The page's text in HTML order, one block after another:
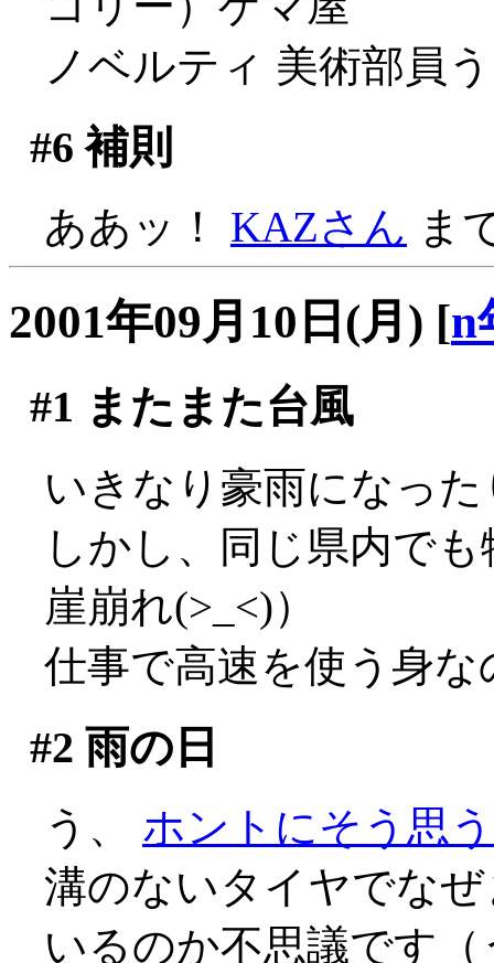
ノベルティ 美術部員
#6 補則
ああッ！ KAZさん ま
2001年09月10日(月) [n
#1 またまた台風
いきなり豪雨になっ
しかし、同じ県内で
崖崩れ(>_<)）
仕事で高速を使う身
#2 雨の日
う、 ホントにそう思
溝のないタイヤでな
いるのか不思議です